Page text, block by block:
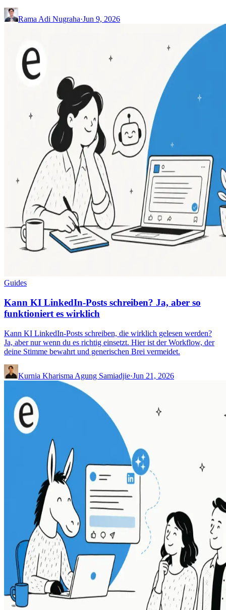
Rama Adi Nugraha·Jun 9, 2026
Guides
Kann KI LinkedIn-Posts schreiben? Ja, aber so
funktioniert es wirklich
Kann KI LinkedIn-Posts schreiben, die wirklich gelesen werden?
Ja, aber nur wenn du es richtig einsetzt. Hier ist der Workflow, der
deine Stimme bewahrt und generischen Brei vermeidet.
Kurnia Kharisma Agung Samiadjie·Jun 21, 2026